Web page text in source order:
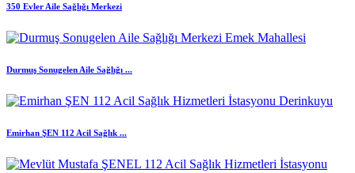
350 Evler Aile Sağlığı Merkezi
Durmuş Sonugelen Aile Sağlığı ...
Emirhan ŞEN 112 Acil Sağlık ...